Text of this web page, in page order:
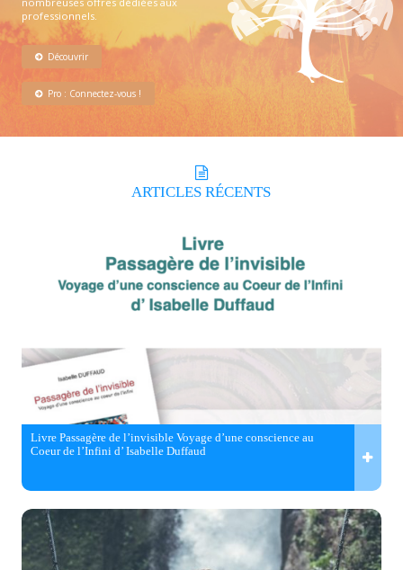
professionnels.
Découvrir
Pro : Connectez-vous !
ARTICLES RÉCENTS
Livre Passagère de l’invisible Voyage d’une conscience au
Coeur de l’Infini d’ Isabelle Duffaud